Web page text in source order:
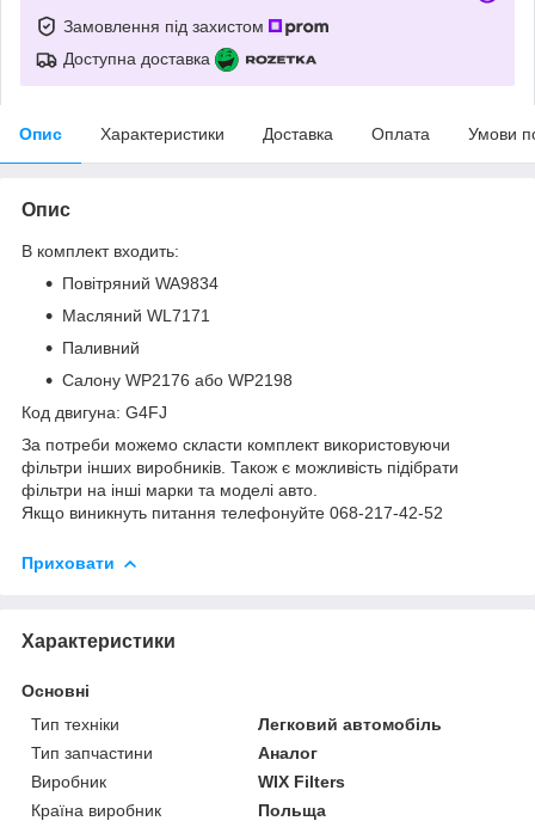
Замовлення під захистом
Доступна доставка
Опис Характеристики Доставка Оплата Умови
Опис
В комплект входить:
Повітряний WA9834
Масляний WL7171
Паливний
Салону WP2176 або WP2198
Код двигуна: G4FJ
За потреби можемо скласти комплект використовуючи
фільтри інших виробників. Також є можливість підібрати
фільтри на інші марки та моделі авто.
Якщо виникнуть питання телефонуйте 068-217-42-52
Приховати
Характеристики
Основні
Тип техніки
Легковий автомобіль
Тип запчастини
Аналог
Виробник
WIX Filters
Країна виробник
Польща